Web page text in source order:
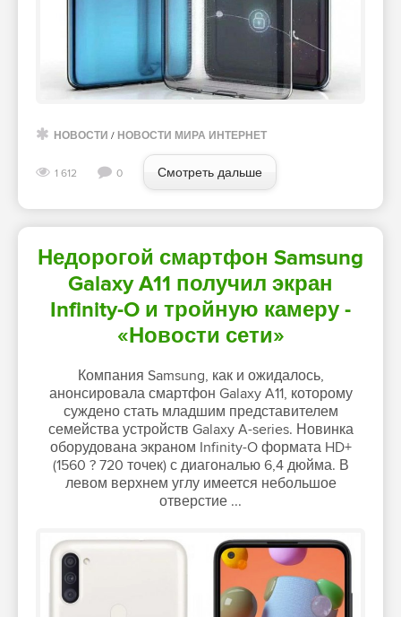
НОВОСТИ / НОВОСТИ МИРА ИНТЕРНЕТ
1 612 0 Смотреть дальше
Недорогой смартфон Samsung
Galaxy A11 получил экран
Infinity-O и тройную камеру -
«Новости сети»
Компания Samsung, как и ожидалось,
анонсировала смартфон Galaxy A11, которому
суждено стать младшим представителем
семейства устройств Galaxy A-series. Новинка
оборудована экраном Infinity-O формата HD+
(1560 ? 720 точек) с диагональю 6,4 дюйма. В
левом верхнем углу имеется небольшое
отверстие ...